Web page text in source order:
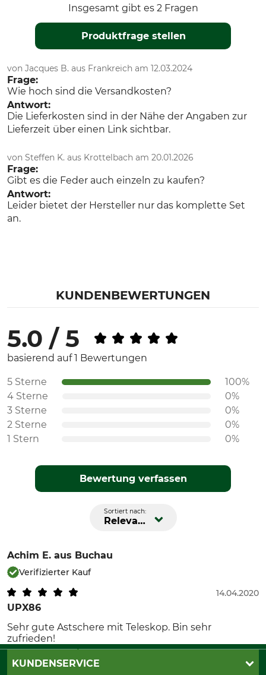
Insgesamt gibt es 2 Fragen
Produktfrage stellen
von Jacques B. aus Frankreich am 12.03.2024
Frage:
Wie hoch sind die Versandkosten?
Antwort:
Die Lieferkosten sind in der Nähe der Angaben zur
Lieferzeit über einen Link sichtbar.
von Steffen K. aus Krottelbach am 20.01.2026
Frage:
Gibt es die Feder auch einzeln zu kaufen?
Antwort:
Leider bietet der Hersteller nur das komplette Set
an.
KUNDENBEWERTUNGEN
5.0 / 5
basierend auf 1 Bewertungen
5 Sterne
100%
4 Sterne
0%
3 Sterne
0%
2 Sterne
0%
1 Stern
0%
Bewertung verfassen
Sortiert nach:
Relevanz
Achim E. aus Buchau
Verifizierter Kauf
UPX86
14.04.2020
Sehr gute Astschere mit Teleskop. Bin sehr
zufrieden!
KUNDENSERVICE